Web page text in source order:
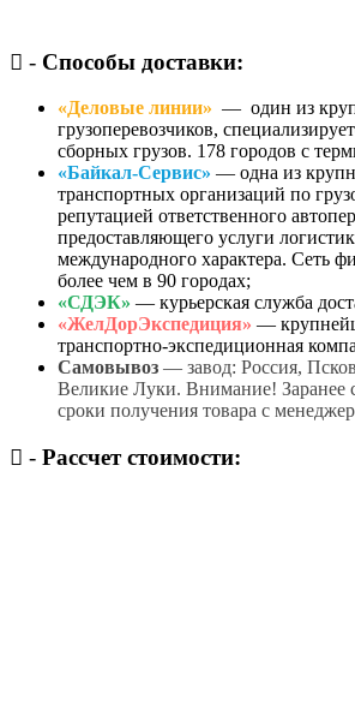
- Способы доставки:
«Деловые линии» — один из
грузоперевозчиков,
сборных грузов. 178 городов с
«Байкал-Сервис» — одна из
транспортных организаций по
репутацией ответственного
предоставляющего услуги
международного характера. Сеть
более чем в 90 городах;
«СДЭК» — курьерская служба
«ЖелДорЭкспедиция» —
транспортно-экспедиционная
Самовывоз — завод: Россия,
Великие Луки. Внимание! Заранее
сроки получения товара с
- Рассчет стоимости: